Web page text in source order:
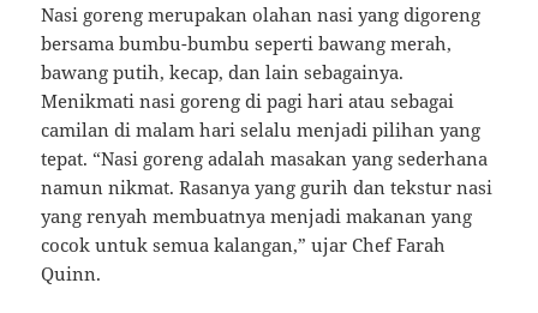
Nasi goreng merupakan olahan nasi yang digoreng
bersama bumbu-bumbu seperti bawang merah,
bawang putih, kecap, dan lain sebagainya.
Menikmati nasi goreng di pagi hari atau sebagai
camilan di malam hari selalu menjadi pilihan yang
tepat. “Nasi goreng adalah masakan yang sederhana
namun nikmat. Rasanya yang gurih dan tekstur nasi
yang renyah membuatnya menjadi makanan yang
cocok untuk semua kalangan,” ujar Chef Farah
Quinn.